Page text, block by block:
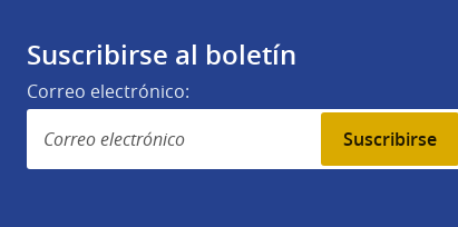
Suscribirse al boletín
Correo electrónico:
Suscribirse